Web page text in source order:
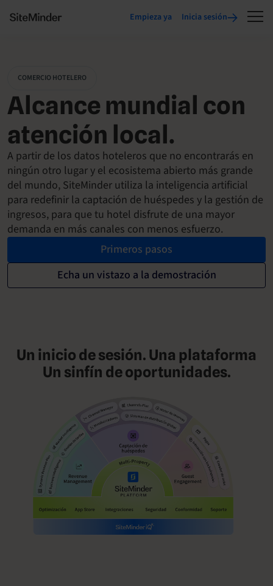
Empieza ya Inicia sesión
COMERCIO HOTELERO
Alcance mundial con
atención local.
A partir de los datos hoteleros que no encontrarás en
ningún otro lugar y el ecosistema abierto más grande
del mundo, SiteMinder utiliza la inteligencia artificial
para redefinir la captación de huéspedes y la gestión de
ingresos, para que tu hotel disfrute de una mayor
demanda en más canales con menos esfuerzo.
Primeros pasos
Echa un vistazo a la demostración
Un inicio de sesión. Una plataforma
Un sinfín de oportunidades.